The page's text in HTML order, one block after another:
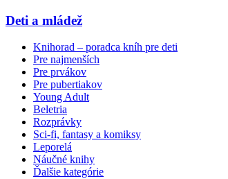
Deti a mládež
Knihorad – poradca kníh pre deti
Pre najmenších
Pre prvákov
Pre pubertiakov
Young Adult
Beletria
Rozprávky
Sci-fi, fantasy a komiksy
Leporelá
Náučné knihy
Ďalšie kategórie